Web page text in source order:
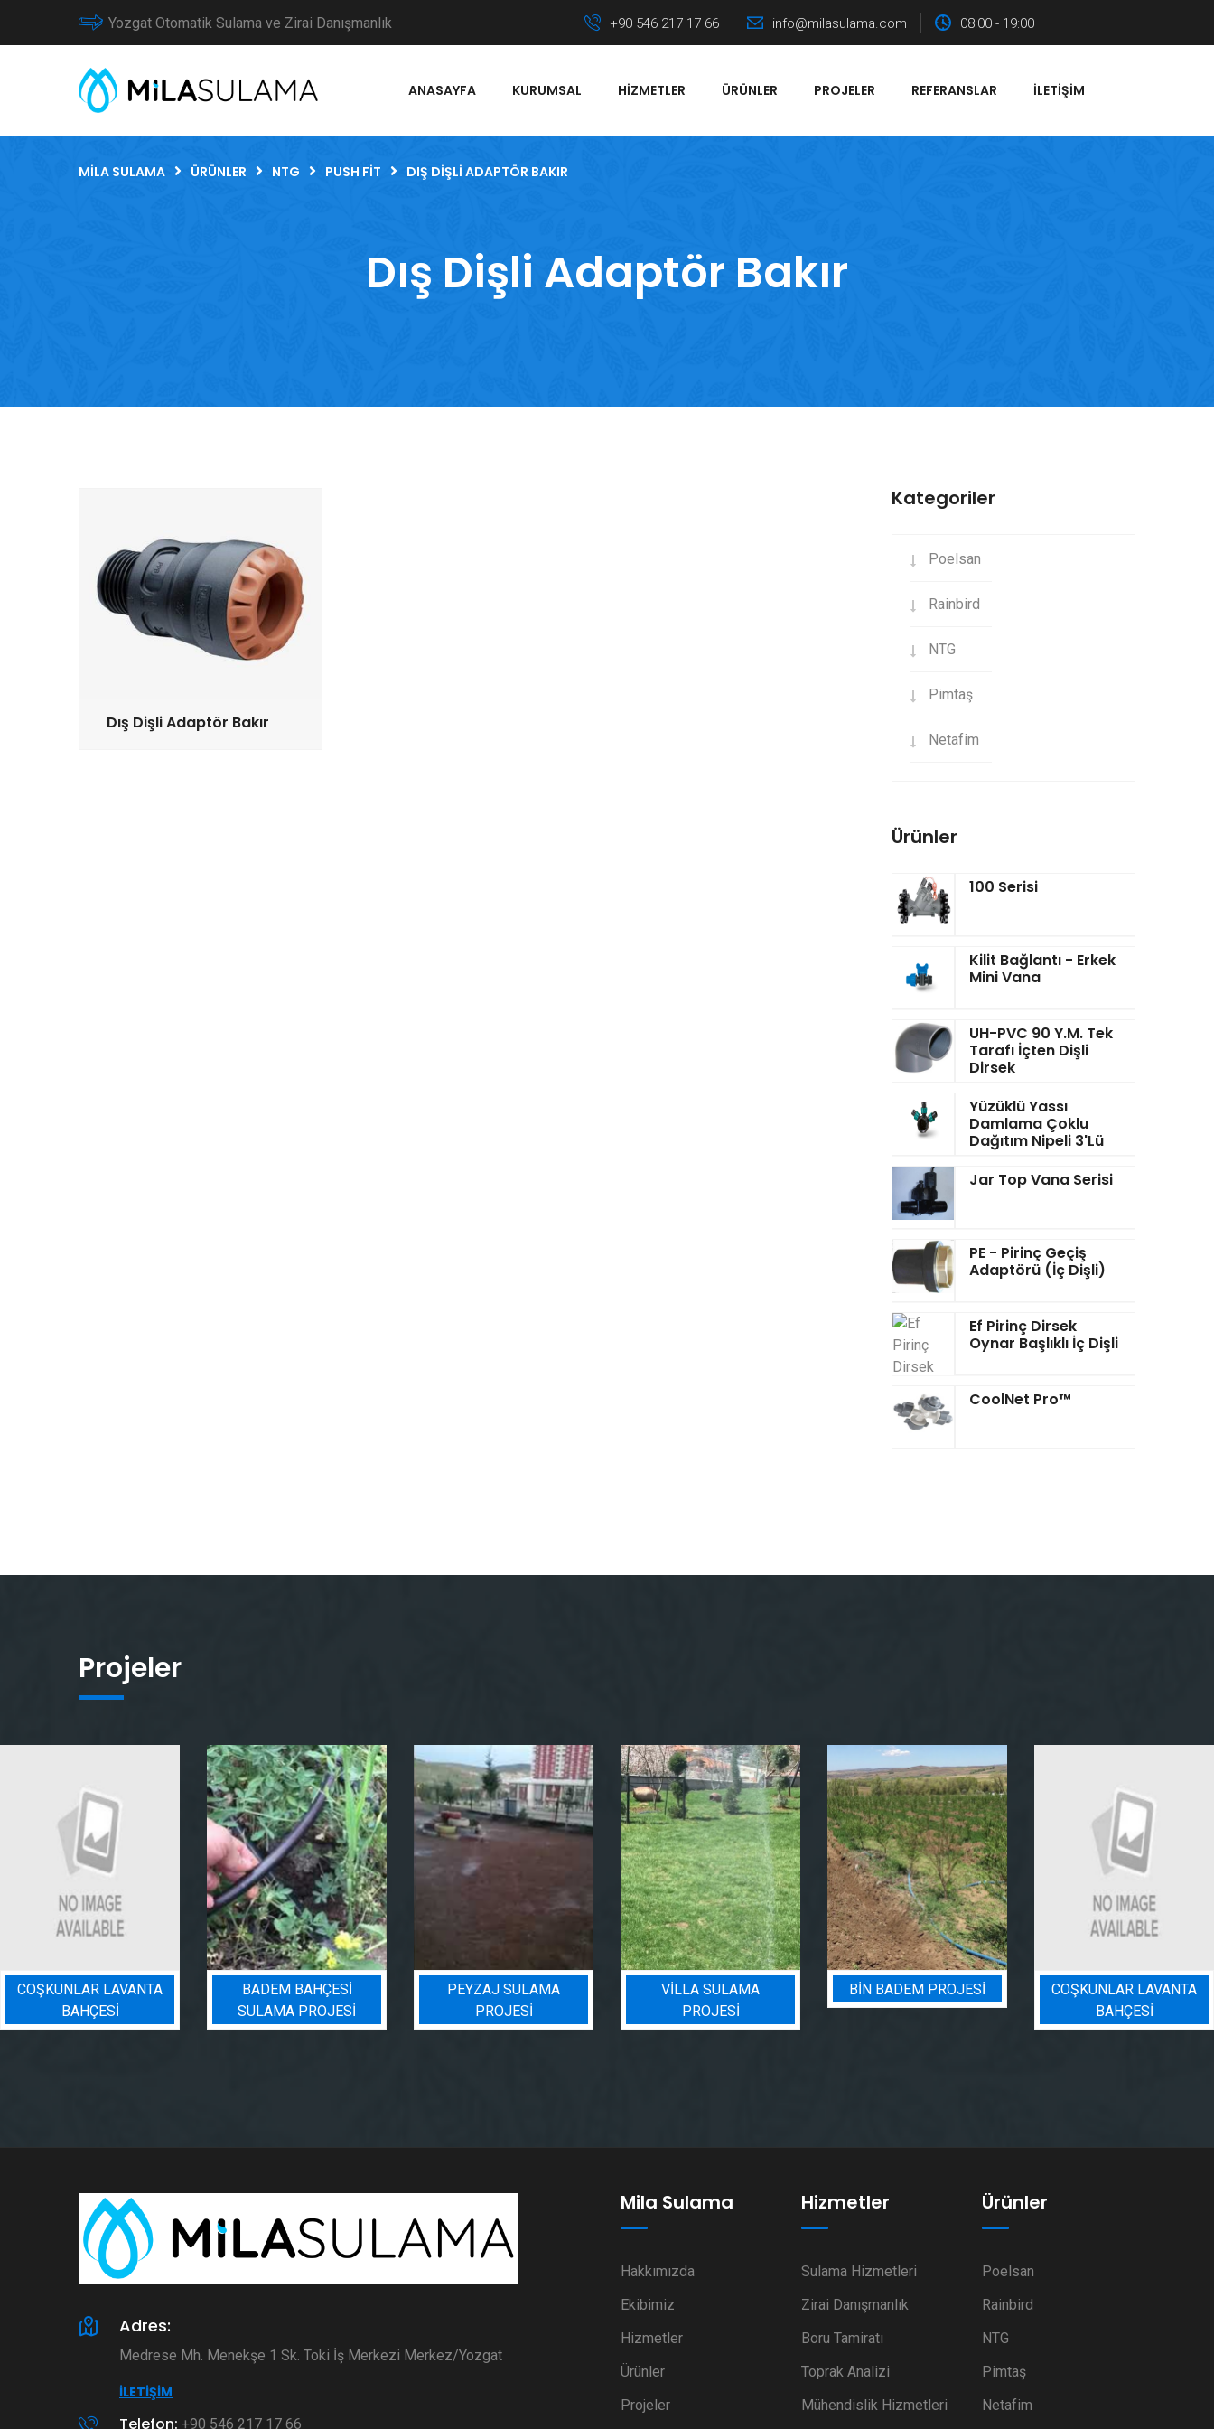
Yozgat Otomatik Sulama ve Zirai Danışmanlık +90 546 217 17 66 info@milasulama.com 08:00 - 19:00
ANASAYFA KURUMSAL HIZMETLER ÜRÜNLER PROJELER REFERANSLAR İLETIŞIM
MILA SULAMA ÜRÜNLER NTG PUSH FIT DIŞ DIŞLI ADAPTÖR BAKIR
Dış Dişli Adaptör Bakır
Dış Dişli Adaptör Bakır
Kategoriler
Poelsan
Rainbird
NTG
Pimtaş
Netafim
Ürünler
100 Serisi
Kilit Bağlantı - Erkek
Mini Vana
UH-PVC 90 Y.M. Tek
Tarafı İçten Dişli
Dirsek
Yüzüklü Yassı
Damlama Çoklu
Dağıtım Nipeli 3'lü
Jar Top Vana Serisi
PE - Pirinç Geçiş
Adaptörü (İç Dişli)
Ef Pirinç Dirsek
Oynar Başlıklı İç Dişli
CoolNet Pro™‎
Projeler
COŞKUNLAR LAVANTA
BAHÇESİ
BADEM BAHÇESI
SULAMA PROJESI
PEYZAJ SULAMA
PROJESI
VILLA SULAMA
PROJESI
BIN BADEM PROJESI
COŞKUNLAR LAVANTA
BAHÇESİ
Adres:
Medrese Mh. Menekşe 1 Sk. Toki İş Merkezi Merkez/Yozgat
İLETIŞIM
Telefon: +90 546 217 17 66
Mila Sulama
Hakkımızda
Ekibimiz
Hizmetler
Ürünler
Projeler
Hizmetler
Sulama Hizmetleri
Zirai Danışmanlık
Boru Tamiratı
Toprak Analizi
Mühendislik Hizmetleri
Ürünler
Poelsan
Rainbird
NTG
Pimtaş
Netafim